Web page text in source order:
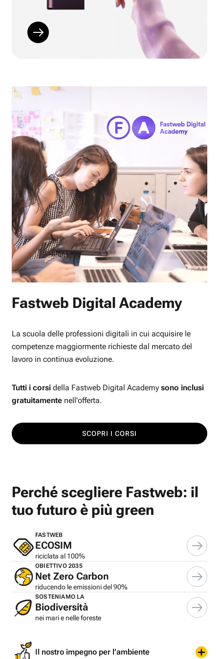
Fastweb Digital Academy
La scuola delle professioni digitali in cui acquisire le
competenze maggiormente richieste dal mercato del
lavoro in continua evoluzione.
Tutti i corsi della Fastweb Digital Academy sono inclusi
gratuitamente nell'offerta.
SCOPRI I CORSI
Perché scegliere Fastweb: il
tuo futuro è più green
FASTWEB
ECOSIM
riciclata al 100%
OBIETTIVO 2035
Net Zero Carbon
riducendo le emissioni del 90%
SOSTENIAMO LA
Biodiversità
nei mari e nelle foreste
Il nostro impegno per l’ambiente